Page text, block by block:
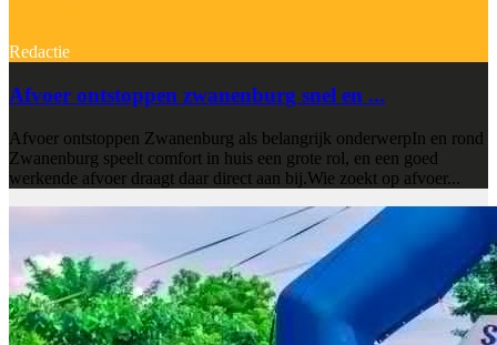
Redactie
Afvoer ontstoppen zwanenburg snel en ...
Afvoer ontstoppen Zwanenburg als belangrijk onderwerpIn en rond
Zwanenburg speelt comfort in huis een grote rol, en een goed
werkende afvoer draagt daar direct aan bij.Wie zoekt op afvoer...